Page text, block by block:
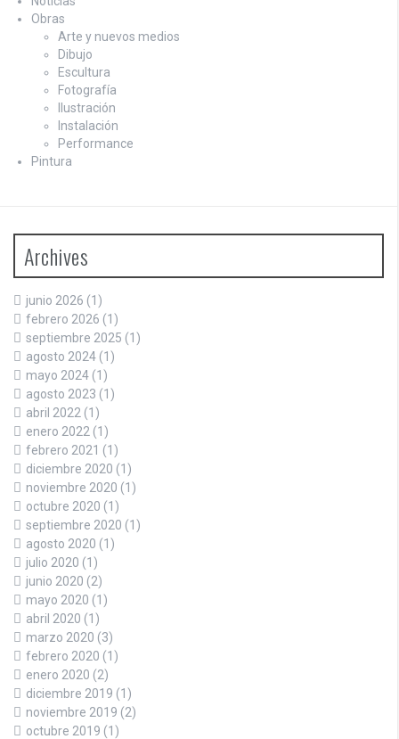
Obras
Arte y nuevos medios
Dibujo
Escultura
Fotografía
Ilustración
Instalación
Performance
Pintura
Archives
junio 2026 (1)
febrero 2026 (1)
septiembre 2025 (1)
agosto 2024 (1)
mayo 2024 (1)
agosto 2023 (1)
abril 2022 (1)
enero 2022 (1)
febrero 2021 (1)
diciembre 2020 (1)
noviembre 2020 (1)
octubre 2020 (1)
septiembre 2020 (1)
agosto 2020 (1)
julio 2020 (1)
junio 2020 (2)
mayo 2020 (1)
abril 2020 (1)
marzo 2020 (3)
febrero 2020 (1)
enero 2020 (2)
diciembre 2019 (1)
noviembre 2019 (2)
octubre 2019 (1)